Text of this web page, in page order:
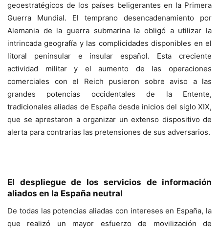
geoestratégicos de los países beligerantes en la Primera
Guerra Mundial. El temprano desencadenamiento por
Alemania de la guerra submarina la obligó a utilizar la
intrincada geografía y las complicidades disponibles en el
litoral peninsular e insular español. Esta creciente
actividad militar y el aumento de las operaciones
comerciales con el Reich pusieron sobre aviso a las
grandes potencias occidentales de la Entente,
tradicionales aliadas de España desde inicios del siglo XIX,
que se aprestaron a organizar un extenso dispositivo de
alerta para contrarias las pretensiones de sus adversarios.
El despliegue de los servicios de información
aliados en la España neutral
De todas las potencias aliadas con intereses en España, la
que realizó un mayor esfuerzo de movilización de